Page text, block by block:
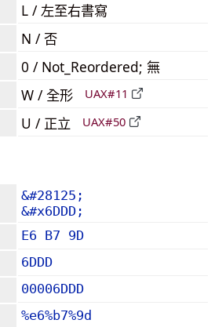
L / 左至右書寫
N / 否
0 / Not_Reordered; 無
W / 全形 UAX#11
U / 正立 UAX#50
&#28125;
&#x6DDD;
E6 B7 9D
6DDD
00006DDD
%e6%b7%9d